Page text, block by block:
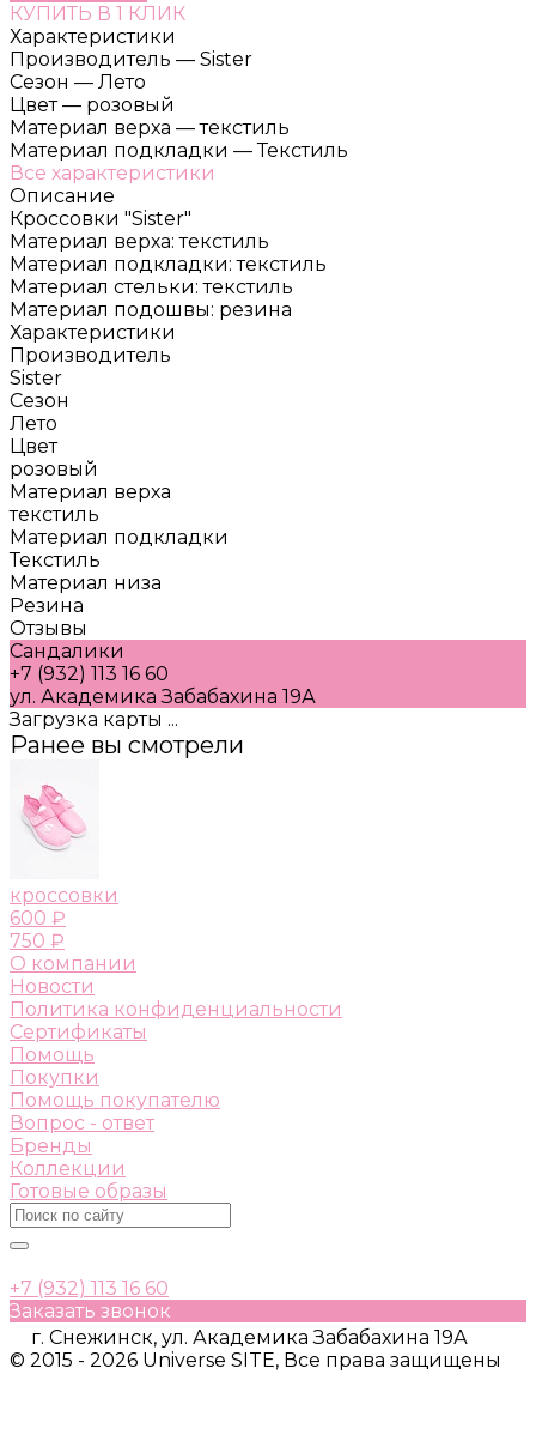
КУПИТЬ В 1 КЛИК
Характеристики
Производитель — Sister
Сезон — Лето
Цвет — розовый
Материал верха — текстиль
Материал подкладки — Текстиль
Все характеристики
Описание
Кроссовки "Sister"
Материал верха: текстиль
Материал подкладки: текстиль
Материал стельки: текстиль
Материал подошвы: резина
Характеристики
Производитель
Sister
Сезон
Лето
Цвет
розовый
Материал верха
текстиль
Материал подкладки
Текстиль
Материал низа
Резина
Отзывы
Сандалики
+7 (932) 113 16 60
ул. Академика Забабахина 19А
Загрузка карты ...
Ранее вы смотрели
кроссовки
600 ₽
750 ₽
О компании
Новости
Политика конфиденциальности
Сертификаты
Помощь
Покупки
Помощь покупателю
Вопрос - ответ
Бренды
Коллекции
Готовые образы
+7 (932) 113 16 60
Заказать звонок
г. Снежинск, ул. Академика Забабахина 19А
© 2015 - 2026 Universe SITE, Все права защищены